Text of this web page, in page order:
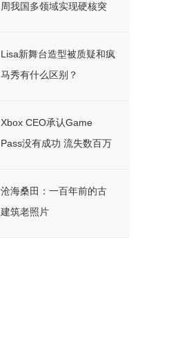
周我国多领域实现硬核突
Lisa新舞台造型被质疑和疯
马秀有什么区别？
Xbox CEO承认Game
Pass没有成功 流失数百万
沧海桑田：一百年前的古
建筑老照片